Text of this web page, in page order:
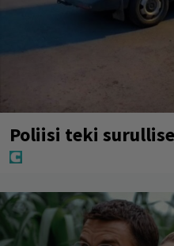
Poliisi teki